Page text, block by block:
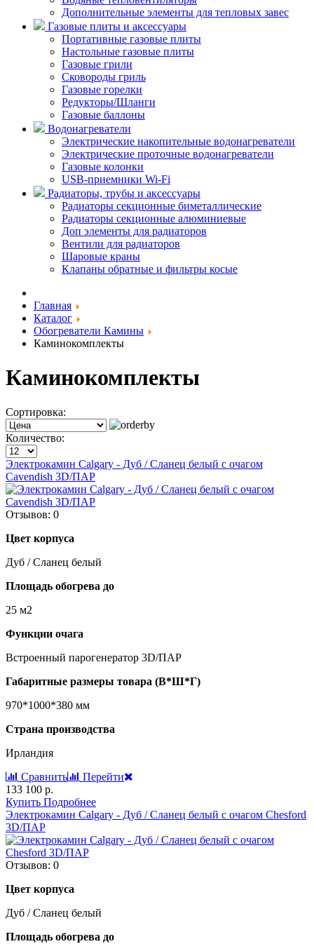
Дополнительные элементы для тепловых завес
Газовые плиты и аксессуары
Портативные газовые плиты
Настольные газовые плиты
Газовые грили
Сковороды гриль
Газовые горелки
Редукторы/Шланги
Газовые баллоны
Водонагреватели
Электрические накопительные водонагреватели
Электрические проточные водонагреватели
Газовые колонки
USB-приемники Wi-Fi
Радиаторы, трубы и аксессуары
Радиаторы секционные биметаллические
Радиаторы секционные алюминиевые
Доп элементы для радиаторов
Вентили для радиаторов
Шаровые краны
Клапаны обратные и фильтры косые
Главная
Каталог
Обогреватели Камины
Каминокомплекты
Каминокомплекты
Сортировка:
Количество:
Электрокамин Calgary - Дуб / Сланец белый с очагом
Cavendish 3D/ПАР
Отзывов: 0
Цвет корпуса
Дуб / Сланец белый
Площадь обогрева до
25 м2
Функции очага
Встроенный парогенератор 3D/ПАР
Габаритные размеры товара (В*Ш*Г)
970*1000*380 мм
Страна производства
Ирландия
Сравнить
Перейти
133 100 р.
Купить Подробнее
Электрокамин Calgary - Дуб / Сланец белый с очагом Chesford
3D/ПАР
Отзывов: 0
Цвет корпуса
Дуб / Сланец белый
Площадь обогрева до